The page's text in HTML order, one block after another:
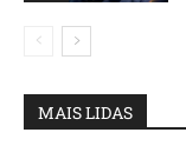
MAIS LIDAS